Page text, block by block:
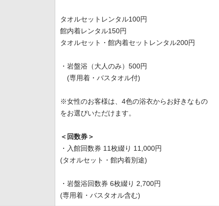
タオルセットレンタル100円
館内着レンタル150円
タオルセット・館内着セットレンタル200円
・岩盤浴（大人のみ）500円
(専用着・バスタオル付)
※女性のお客様は、4色の浴衣からお好きなもの
をお選びいただけます。
＜回数券＞
・入館回数券 11枚綴り 11,000円
(タオルセット・館内着別途)
・岩盤浴回数券 6枚綴り 2,700円
(専用着・バスタオル含む)